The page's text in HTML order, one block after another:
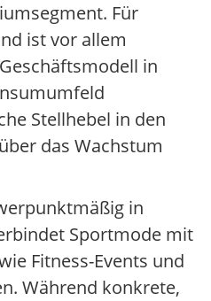
Für
ist vor allem
in
Stellhebel in den
das Wachstum
in
Sportmode mit
Fitness-Events und
Während konkrete,